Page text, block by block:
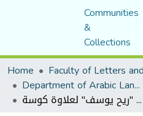
Communities
&
Collections
Home
Department of Arabic Language and Literature
التناص القرآني في رواية "ريح يوسف" لعلاوة كوسة